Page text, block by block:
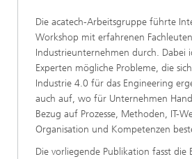
Die acatech-Arbeitsgruppe führte
Workshop mit erfahrenen
Industrieunternehmen durch. Dabei
Experten mögliche Probleme, die
Industrie 4.0 für das Engineering
auch auf, wo für Unternehmen
Bezug auf Prozesse, Methoden, IT-
Organisation und Kompetenzen
Die vorliegende Publikation fasst die